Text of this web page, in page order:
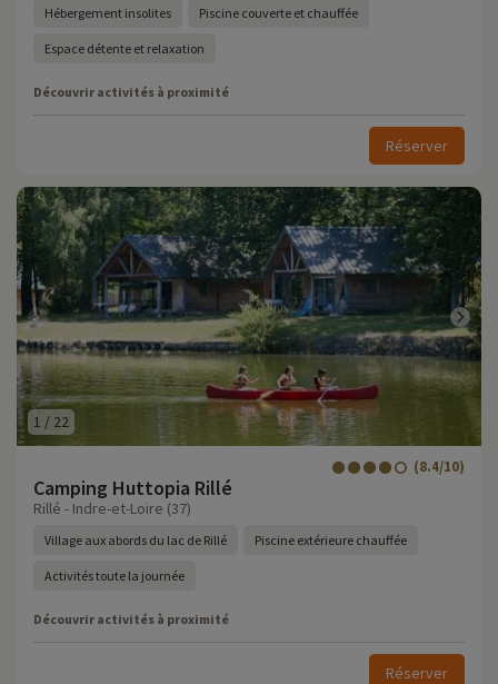
Hébergement insolites Piscine couverte et chauffée
Espace détente et relaxation
Découvrir activités à proximité
Réserver
1 / 22
Camping Huttopia Rillé
(8.4/10)
Rillé - Indre-et-Loire (37)
Village aux abords du lac de Rillé Piscine extérieure chauffée
Activités toute la journée
Découvrir activités à proximité
Réserver